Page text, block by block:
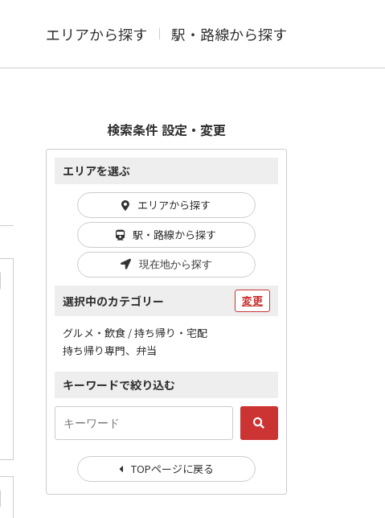
エリアから探す 駅・路線から探す
検索条件 設定・変更
エリアを選ぶ
エリアから探す
駅・路線から探す
現在地から探す
選択中のカテゴリー 変更
グルメ・飲食 / 持ち帰り・宅配
持ち帰り専門、弁当
キーワードで絞り込む
TOPページに戻る